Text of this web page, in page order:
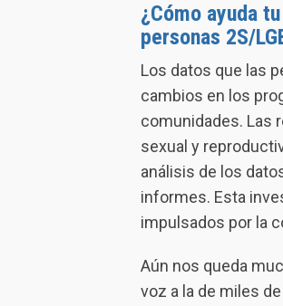
¿Cómo ayuda
personas 2S/
Los datos que las
cambios en los
comunidades. Las
sexual y
análisis de los
informes. Esta
impulsados por la
Aún nos queda
voz a la de miles